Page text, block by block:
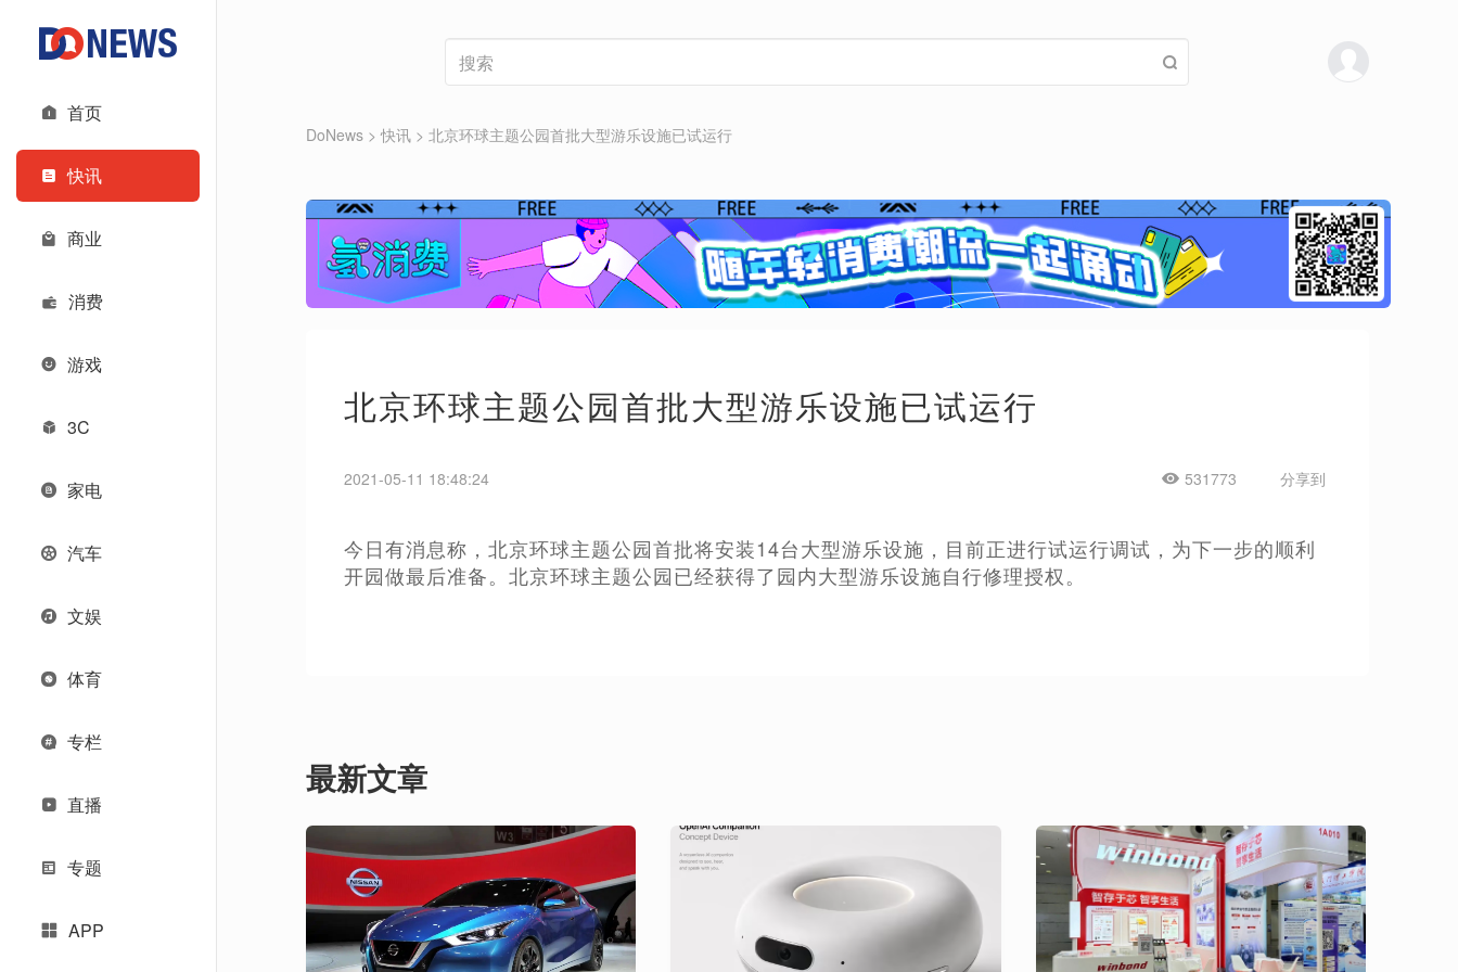
首页
快讯
商业
消费
游戏
3C
家电
汽车
文娱
体育
专栏
直播
专题
APP
DoNews >快讯 > 北京环球主题公园首批大型游乐设施已试运行
北京环球主题公园首批大型游乐设施已试运行
2021-05-11 18:48:24 531773 分享到
今日有消息称，北京环球主题公园首批将安装14台大型游乐设施，目前正进行试运行调试，为下一步的顺利
开园做最后准备。北京环球主题公园已经获得了园内大型游乐设施自行修理授权。
最新文章